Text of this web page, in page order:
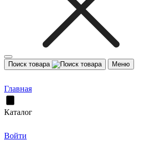
Поиск товара Меню
Главная
Каталог
Войти